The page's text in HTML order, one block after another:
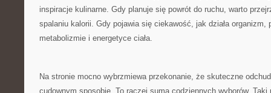
inspiracje kulinarne. Gdy planuje się powrót do ruchu, warto
spalaniu kalorii. Gdy pojawia się ciekawość, jak działa organizm,
metabolizmie i energetyce ciała.
Na stronie mocno wybrzmiewa przekonanie, że skuteczne
cudownym sposobie. To raczej suma codziennych wyborów.